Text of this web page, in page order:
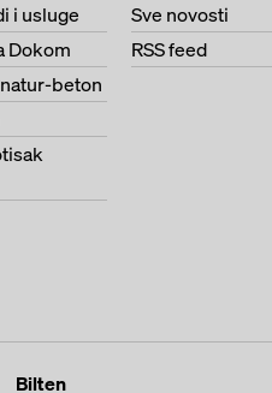
i usluge
Dokom
beton
Sve novosti
RSS feed
Bilten